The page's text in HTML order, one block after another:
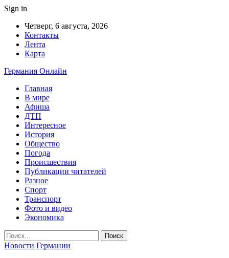
Sign in
Четверг, 6 августа, 2026
Контакты
Лента
Карта
Германия Онлайн
Главная
В мире
Афиша
ДТП
Интересное
История
Общество
Погода
Происшествия
Публикации читателей
Разное
Спорт
Транспорт
Фото и видео
Экономика
Новости Германии